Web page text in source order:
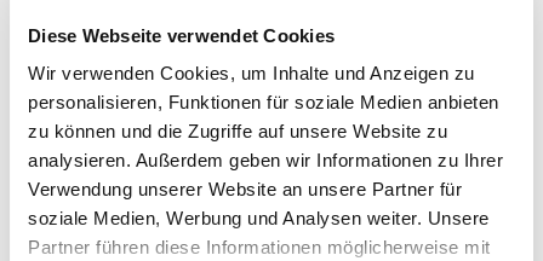
Diese Webseite verwendet Cookies
Wir verwenden Cookies, um Inhalte und Anzeigen zu
personalisieren, Funktionen für soziale Medien anbieten
zu können und die Zugriffe auf unsere Website zu
analysieren. Außerdem geben wir Informationen zu Ihrer
Verwendung unserer Website an unsere Partner für
soziale Medien, Werbung und Analysen weiter. Unsere
Partner führen diese Informationen möglicherweise mit